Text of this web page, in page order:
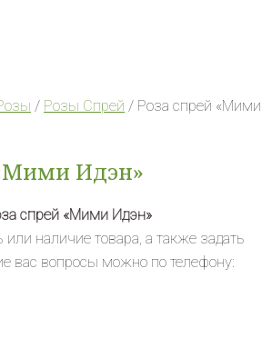
/ Розы Спрей / Роза спрей «Мими
Идэн»
спрей «Мими Идэн»
или наличие товара, а также задать
вас вопросы можно по телефону: